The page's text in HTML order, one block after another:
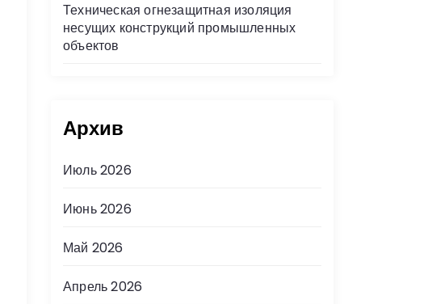
Техническая огнезащитная изоляция
несущих конструкций промышленных
объектов
Архив
Июль 2026
Июнь 2026
Май 2026
Апрель 2026